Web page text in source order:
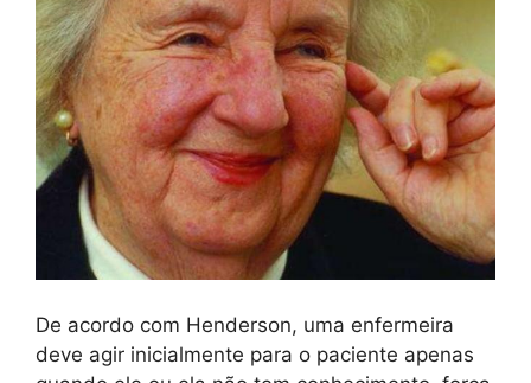
De acordo com Henderson, uma enfermeira
deve agir inicialmente para o paciente apenas